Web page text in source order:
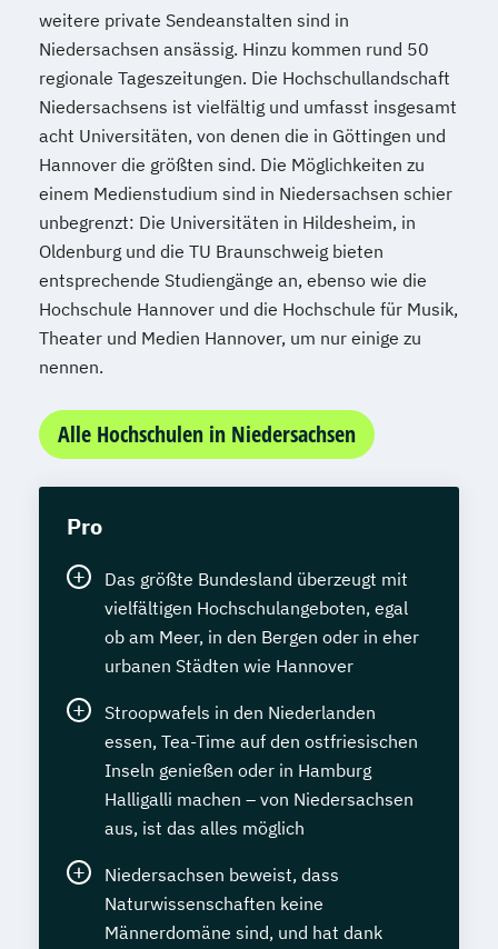
weitere private Sendeanstalten sind in
Niedersachsen ansässig. Hinzu kommen rund 50
regionale Tageszeitungen. Die Hochschullandschaft
Niedersachsens ist vielfältig und umfasst insgesamt
acht Universitäten, von denen die in Göttingen und
Hannover die größten sind. Die Möglichkeiten zu
einem Medienstudium sind in Niedersachsen schier
unbegrenzt: Die Universitäten in Hildesheim, in
Oldenburg und die TU Braunschweig bieten
entsprechende Studiengänge an, ebenso wie die
Hochschule Hannover und die Hochschule für Musik,
Theater und Medien Hannover, um nur einige zu
nennen.
Alle Hochschulen in Niedersachsen
Pro
Das größte Bundesland überzeugt mit
vielfältigen Hochschulangeboten, egal
ob am Meer, in den Bergen oder in eher
urbanen Städten wie Hannover
Stroopwafels in den Niederlanden
essen, Tea-Time auf den ostfriesischen
Inseln genießen oder in Hamburg
Halligalli machen – von Niedersachsen
aus, ist das alles möglich
Niedersachsen beweist, dass
Naturwissenschaften keine
Männerdomäne sind, und hat dank